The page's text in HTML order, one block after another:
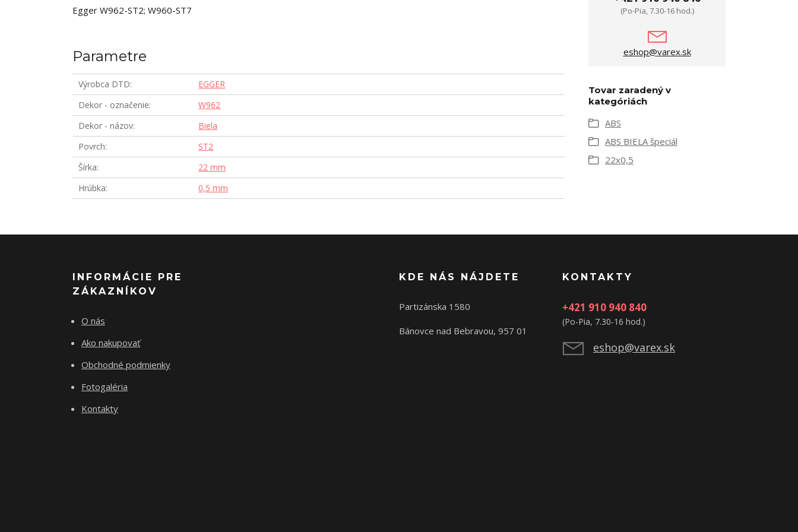
Egger W962-ST2; W960-ST7
Parametre
Výrobca DTD
EGGER
Dekor - označenie
W962
Dekor - názov
Biela
Povrch
ST2
Šírka
22 mm
Hrúbka
0,5 mm
(Po-Pia, 7.30-16 hod.)
eshop@varex.sk
Tovar zaradený v
kategóriách
ABS
ABS BIELA špeciál
22x0,5
INFORMÁCIE PRE
ZÁKAZNÍKOV
O nás
Ako nakupovať
Obchodné podmienky
Fotogaléria
Kontakty
KDE NÁS NÁJDETE
Partizánska 1580
Bánovce nad Bebravou, 957 01
KONTAKTY
+421 910 940 840
(Po-Pia, 7.30-16 hod.)
eshop@varex.sk